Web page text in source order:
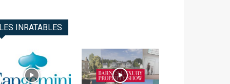
LES INRATABLES